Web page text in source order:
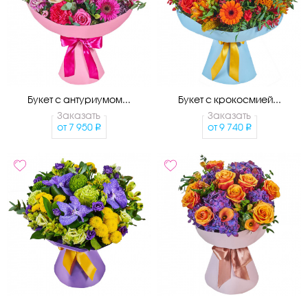
Букет с антуриумом...
Заказать
от 7 950
Букет с крокосмией...
Заказать
от 9 740